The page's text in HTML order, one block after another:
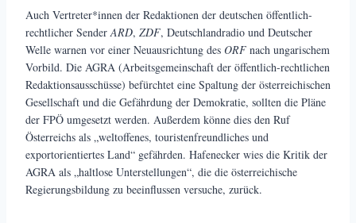
Auch Vertreter*innen der Redaktionen der deutschen öffentlich-
rechtlicher Sender ARD, ZDF, Deutschlandradio und Deutscher
Welle warnen vor einer Neuausrichtung des ORF nach ungarischem
Vorbild. Die AGRA (Arbeitsgemeinschaft der öffentlich-rechtlichen
Redaktionsausschüsse) befürchtet eine Spaltung der österreichischen
Gesellschaft und die Gefährdung der Demokratie, sollten die Pläne
der FPÖ umgesetzt werden. Außerdem könne dies den Ruf
Österreichs als „weltoffenes, touristenfreundliches und
exportorientiertes Land“ gefährden. Hafenecker wies die Kritik der
AGRA als „haltlose Unterstellungen“, die die österreichische
Regierungsbildung zu beeinflussen versuche, zurück.